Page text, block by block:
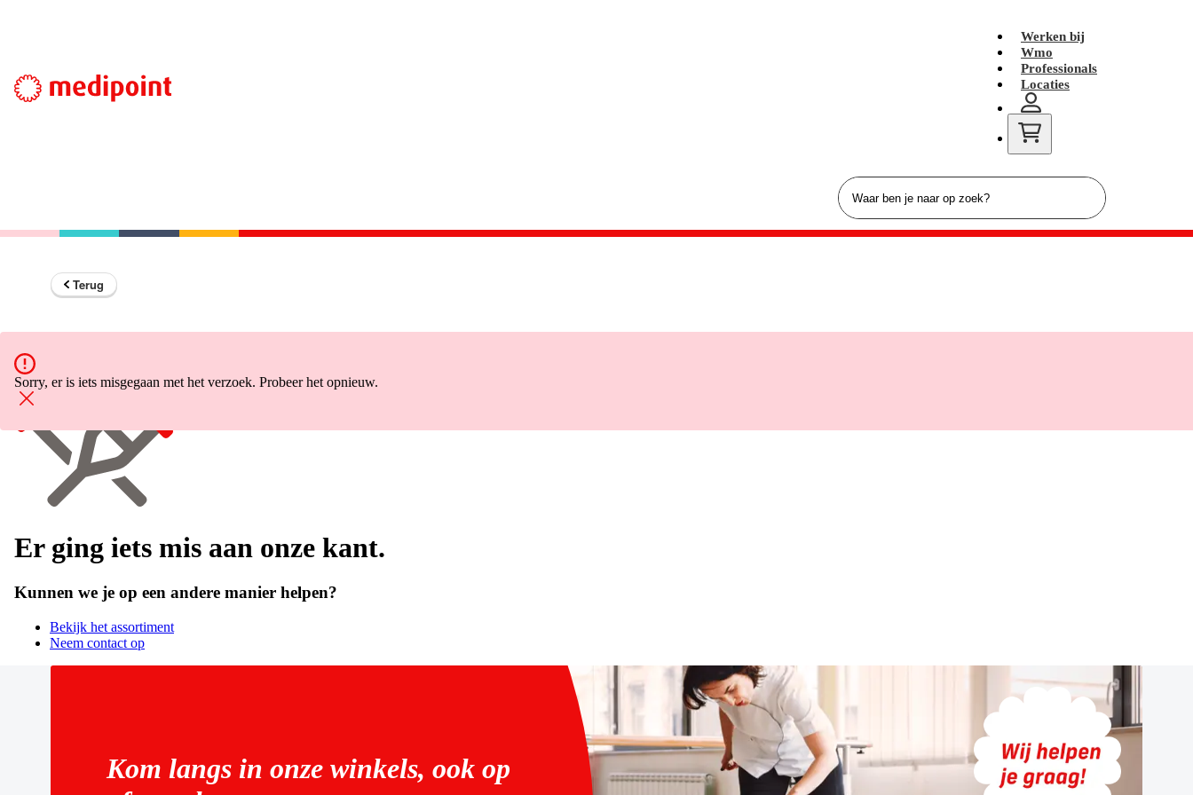
Werken bij
Wmo
Professionals
Locaties
Terug
Sorry, er is iets misgegaan met het verzoek. Probeer het opnieuw.
Er ging iets mis aan onze kant.
Kunnen we je op een andere manier helpen?
Bekijk het assortiment
Neem contact op
Kom langs in onze winkels, ook op